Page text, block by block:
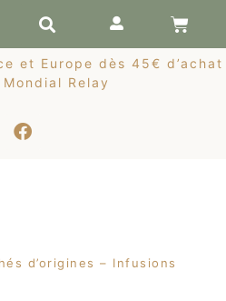
et Europe dès 45€ d’achat
Relay
d’origines – Infusions